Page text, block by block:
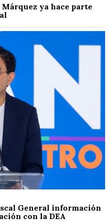
ya hace parte
General información
con la DEA